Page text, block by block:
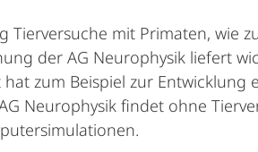
Tierversuche mit Primaten, wie
der AG Neurophysik liefert
zum Beispiel zur
Neurophysik findet ohne